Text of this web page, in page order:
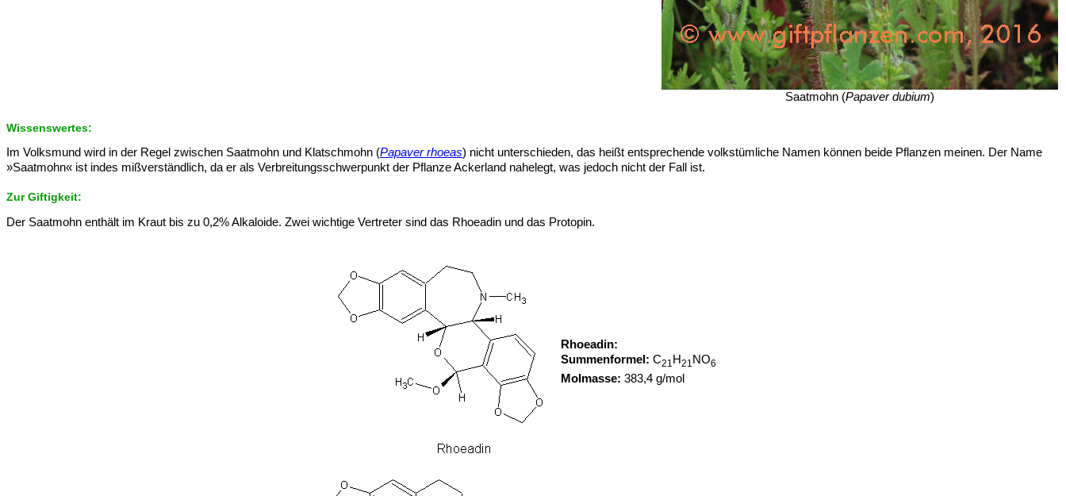
Saatmohn (Papaver dubium)
Wissenswertes:
Im Volksmund wird in der Regel zwischen Saatmohn und Klatschmohn (Papaver rhoeas) nicht unterschieden, das heißt entsprechende volkstümliche Namen können beide Pflanzen meinen. Der Name
»Saatmohn« ist indes mißverständlich, da er als Verbreitungsschwerpunkt der Pflanze Ackerland nahelegt, was jedoch nicht der Fall ist.
Zur Giftigkeit:
Der Saatmohn enthält im Kraut bis zu 0,2% Alkaloide. Zwei wichtige Vertreter sind das Rhoeadin und das Protopin.
Rhoeadin:
Summenformel: C21 H21 NO6
Molmasse: 383,4 g/mol